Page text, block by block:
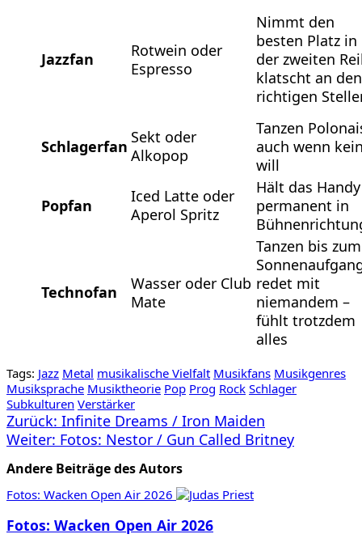
Jazzfan
Rotwein oder
Espresso
Nimmt den
besten Platz in
der zweiten
klatscht an den
richtigen
Schlagerfan Sekt oder
Alkopop
Tanzen
auch wenn
will
Popfan
Iced Latte oder
Aperol Spritz
Hält das Handy
permanent in
Technofan
Wasser oder Club
Mate
Tanzen bis zum
redet mit
niemandem –
fühlt trotzdem
alles
Tags: Jazz Metal musikalische Vielfalt Musikfans Musikgenres
Musiksprache Musiktheorie Pop Prog Rock Schlager
Subkulturen Verstärker
Beitragsnavigation
Zurück: Infinite Dreams / Iron Maiden
Weiter: Fotos: Nestor / Gun Called Britney
Andere Beiträge des Autors
Fotos: Wacken Open Air 2026
Fotos: Wacken Open Air 2026